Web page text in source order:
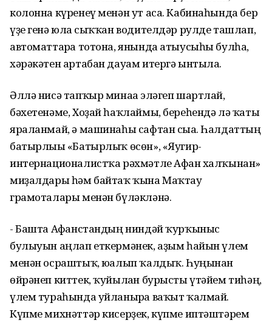
колонна күренеү менән ут аса. Кабинаһында бер
үҙе генә юлға сыҡҡан водителдәр рулде ташлап,
автоматтарға тотона, янында атыусыһы булһа,
хәрәкәтен артабан дауам итергә ынтыла.
Әллә нисә тапҡыр минаға эләгеп шартлай,
бәхетенәме, Хоҙай һаҡлаймы, береһендә лә ҡаты
яраланмай, ә машинаһы сафтан сыға. Һалдаттың
батырлығы «Батырлыҡ өсөн», «Яугир-
интернационалистҡа рәхмәтле Афған халҡынан»
миҙалдары һәм байтаҡ ҡына Маҡтау
грамоталары менән бүләкләнә.
- Башта Афғанстандың ниндәй ҡурҡыныс
булыуын аңлап еткермәнек, аҙым һайын үлем
менән осраштыҡ, юғалып ҡалдыҡ. Һуңынан
өйрәнеп киттек, ҡуйылған бурысты үтәйем тиһәң,
үлем тураһында уйланырға ваҡыт ҡалмай.
Күпме михнәттәр кисерҙек, күпме иптәштәрем